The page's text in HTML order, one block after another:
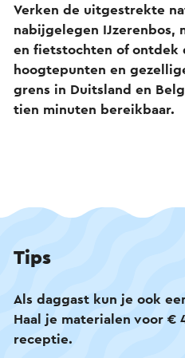
Verken de uitgestrekte
nabijgelegen IJzerenbos,
en fietstochten of ontdek
hoogtepunten en
grens in Duitsland en
tien minuten bereikbaar.
Tips
Als daggast kun je ook
Haal je materialen voor €
receptie.